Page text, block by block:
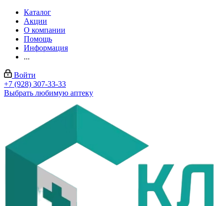
Каталог
Акции
О компании
Помощь
Информация
...
Войти
+7 (928) 307-33-33
Выбрать любимую аптеку